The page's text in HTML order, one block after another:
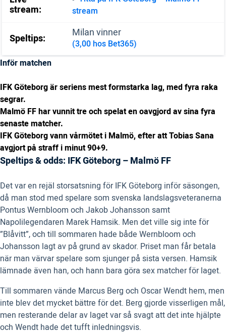
stream:
stream
Speltips: Milan vinner
(3,00 hos Bet365)
Inför matchen
IFK Göteborg är seriens mest formstarka lag, med fyra raka
segrar.
Malmö FF har vunnit tre och spelat en oavgjord av sina fyra
senaste matcher.
IFK Göteborg vann vårmötet i Malmö, efter att Tobias Sana
avgjort på straff i minut 90+9.
Speltips & odds: IFK Göteborg – Malmö FF
Det var en rejäl storsatsning för IFK Göteborg inför säsongen,
då man stod med spelare som svenska landslagsveteranerna
Pontus Wernbloom och Jakob Johansson samt
Napolilegendaren Marek Hamsik. Men det ville sig inte för
”Blåvitt”, och till sommaren hade både Wernbloom och
Johansson lagt av på grund av skador. Priset man får betala
när man värvar spelare som sjunger på sista versen. Hamsik
lämnade även han, och hann bara göra sex matcher för laget.
Till sommaren vände Marcus Berg och Oscar Wendt hem, men
inte blev det mycket bättre för det. Berg gjorde visserligen mål,
men resterande delar av laget var så svagt att det inte hjälpte
och Wendt hade det tufft inledningsvis.